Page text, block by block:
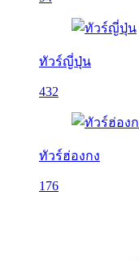
ทัวร์ญี่ปุ่น
432
ทัวร์ฮ่องกง
176